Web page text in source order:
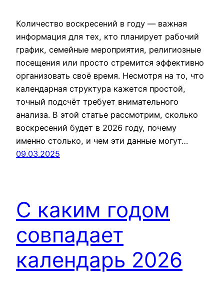
Количество воскресений в году — важная
информация для тех, кто планирует рабочий
график, семейные мероприятия, религиозные
посещения или просто стремится эффективно
организовать своё время. Несмотря на то, что
календарная структура кажется простой,
точный подсчёт требует внимательного
анализа. В этой статье рассмотрим, сколько
воскресений будет в 2026 году, почему
именно столько, и чем эти данные могут…
09.03.2025
С каким годом
совпадает
календарь 2026